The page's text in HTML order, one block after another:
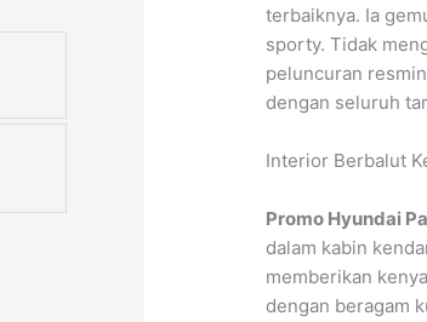
terbaiknya. Ia
sporty. Tidak
peluncuran
dengan seluruh
Interior Berbalut
Promo Hyundai
dalam kabin
memberikan
dengan beragam